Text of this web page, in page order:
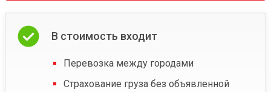
В стоимость входит
Перевозка между городами
Страхование груза без объявленной